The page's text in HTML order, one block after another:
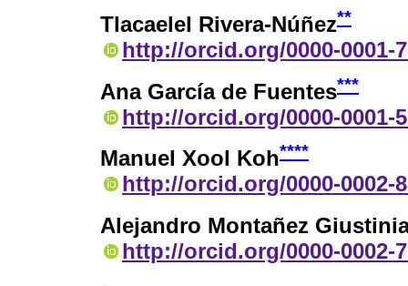
Tlacaelel Rivera-Núñez**
http://orcid.org/0000-0001-
Ana García de Fuentes***
http://orcid.org/0000-0001-
Manuel Xool Koh****
http://orcid.org/0000-0002-
Alejandro Montañez
http://orcid.org/0000-0002-